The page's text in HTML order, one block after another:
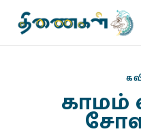
காமம்